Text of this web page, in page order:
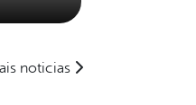
noticias